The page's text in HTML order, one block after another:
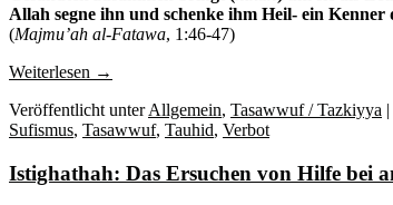
Allah segne ihn und schenke ihm Heil- ein Kenner
(Majmu’ah al-Fatawa, 1:46-47)
Weiterlesen →
Veröffentlicht unterAllgemein, Tasawwuf / Tazkiyya |
Sufismus, Tasawwuf, Tauhid, Verbot
Istighathah: Das Ersuchen von Hilfe bei